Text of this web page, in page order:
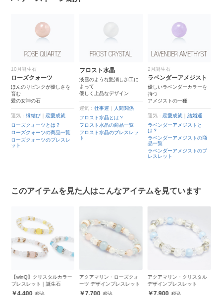
フロスト水晶
淡雪のような艶消し加工に
よって
優しく上品なデザイン
フロスト水晶とは？
フロスト水晶の商品一覧
フロスト水晶のブレスレッ
ト
2月誕生石
ラベンダーアメジスト
優しいラベンダーカラーを
持つ
運気： 恋愛成就 ｜ 結婚運
ラベンダーアメジストと
は？
ラベンダーアメジストの商
4月誕生石
クリスタル（本水晶）
あらゆる運気を高めるとさ
れる
世界中が認めるパワースト
運気： 仕事運 ｜ 恋愛成就
クリスタル（本水晶）と
は？
クリスタル（本水晶）の商
品一覧
クリスタル（本水晶）のブ
このアイテムを見た人はこんなアイテムを見ています
アクアマリン・ローズクォ
ーツ デザインブレスレット
7,700
アクアマリン・クリスタル
デザインブレスレット
7,900
アクアマリン・ラベンダー
アメジスト デザインブレス
レット